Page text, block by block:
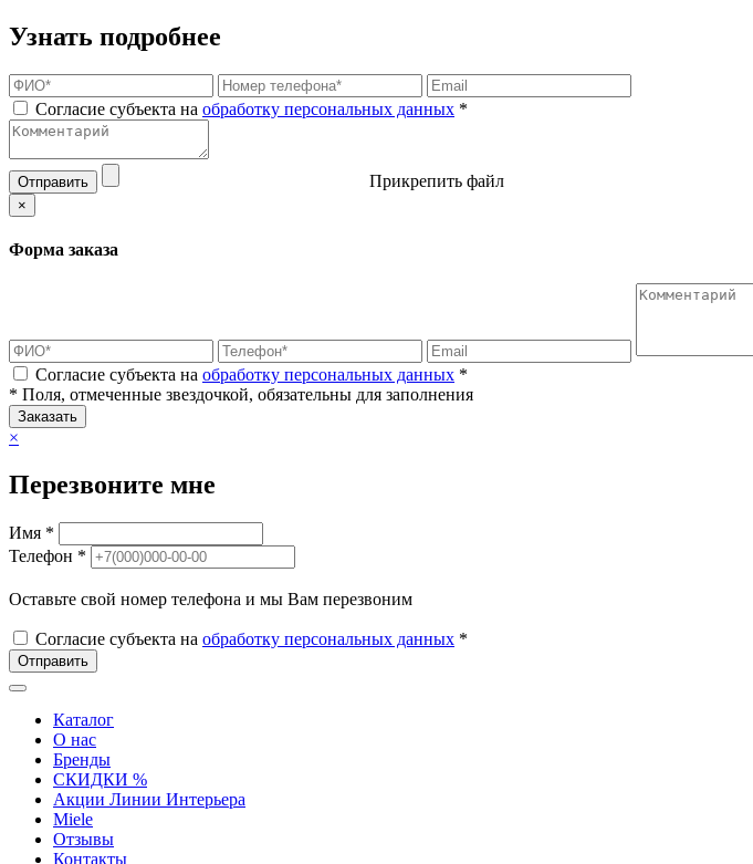
Узнать подробнее
Согласие субъекта на обработку персональных данных *
Отправить Прикрепить файл
×
Форма заказа
Согласие субъекта на обработку персональных данных *
* Поля, отмеченные звездочкой, обязательны для заполнения
Заказать
×
Перезвоните мне
Имя *
Телефон *
Оставьте свой номер телефона и мы Вам перезвоним
Согласие субъекта на обработку персональных данных *
Отправить
Каталог
О нас
Бренды
СКИДКИ %
Акции Линии Интерьера
Miele
Отзывы
Контакты